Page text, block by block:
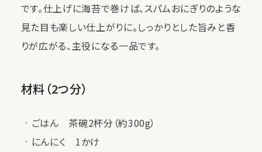
です。仕上げに海苔で巻けば、スパムおにぎりのような
見た目も楽しい仕上がりに。しっかりとした旨みと香
りが広がる、主役になる一品です。
材料（2つ分）
ごはん 茶碗2杯分（約300g）
にんにく 1かけ